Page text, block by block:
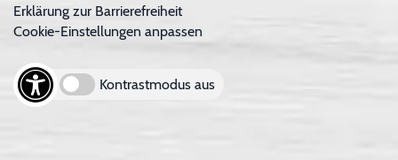
Erklärung zur Barrierefreiheit
Cookie-Einstellungen anpassen
Kontrastmodus aus